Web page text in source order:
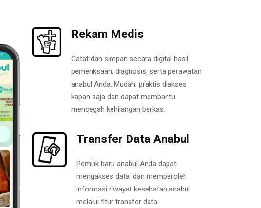
Rekam Medis
Catat dan simpan secara digital hasil
pemeriksaan, diagnosis, serta perawatan
anabul Anda. Mudah, praktis diakses
kapan saja dan dapat membantu
mencegah kehilangan berkas.
Transfer Data Anabul
Pemilik baru anabul Anda dapat
mengakses data, dan memperoleh
informasi riwayat kesehatan anabul
melalui fitur transfer data.